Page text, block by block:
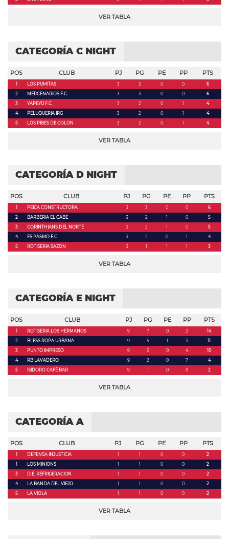
VER TABLA
CATEGORÍA C NIGHT
POS CLUB PJ PG PE PP PTS
1 LOS PUMITAS 3 3 0 0
6
2
MERCENARIOS F.C. 3 3 0 0
6
3
YAPEYÚ F.C. 3 2 0 1
4
4
PELUQUERIA IRG 3 2 0 1
4
5
LOS PIBES DE COLON 3 2 0 1 4
VER TABLA
CATEGORÍA D NIGHT
POS CLUB PJ PG PE PP PTS
1 PEICA CONSTRUCTORA 3 3 0 0
6
2
BARBERIA EL CABE 3 2 1 0
5
3
CORINTHIANS DEL NORTE 3 2 1 0
5
4
ES PASMO F.C. 3 2 0 1
4
5
ROTISERIA SAZON 3 1 1 1 3
VER TABLA
CATEGORÍA E NIGHT
POS CLUB PJ PG PE PP PTS
1 ROTISERIA LOS HERMANOS 9 7 0 2
14
2
BLESS ROPA URBANA 9 5 1 3
11
3
PUNTO IMPRESO 9 5 0 4
10
4
RB LAVADERO 9 2 0 7
4
5
ISIDORO CAFÉ BAR 9 1 0 8 2
VER TABLA
CATEGORÍA A
POS CLUB PJ PG PE PP PTS
1 DEFENSA INJUSTICIA 1 1 0 0
2
1
LOS MINIONS 1 1 0 0
2
3
D.E. REFRIGERACION 1 1 0 0
2
4
LA BANDA DEL VIEJO 1 1 0 0
2
5
LA VIOLA 1 1 0 0 2
VER TABLA